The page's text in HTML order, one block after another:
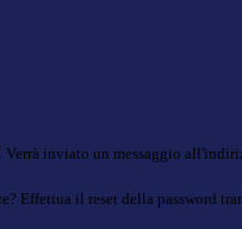
Verrà inviato un messaggio
Effettua il reset della password